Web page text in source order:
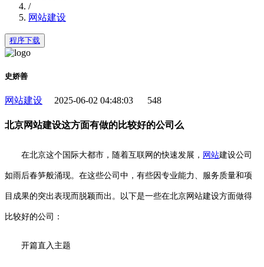
/
网站建设
程序下载
史娇善
网站建设 2025-06-02 04:48:03 548
北京网站建设这方面有做的比较好的公司么
在北京这个国际大都市，随着互联网的快速发展， 网站建设公司
如雨后春笋般涌现。在这些公司中，有些因专业能力、服务质量和项
目成果的突出表现而脱颖而出。以下是一些在北京网站建设方面做得
比较好的公司：
开篇直入主题